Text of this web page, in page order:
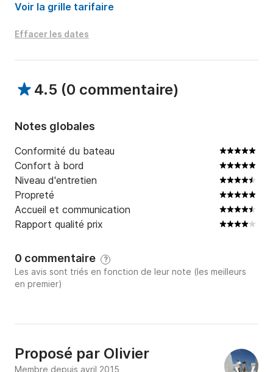
Voir la grille tarifaire
Effacer les dates
4.5 (0 commentaire)
Notes globales
Conformité du bateau
Confort à bord
Niveau d'entretien
Propreté
Accueil et communication
Rapport qualité prix
0 commentaire ?
Les avis sont triés en fonction de leur note (les meilleurs
en premier)
Proposé par Olivier
Membre depuis avril 2015